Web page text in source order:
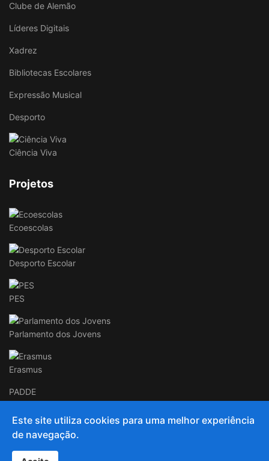
Clube de Alemão
Líderes Digitais
Xadrez
Bibliotecas Escolares
Expressão Musical
Desporto
Ciência Viva
Projetos
Ecoescolas
Desporto Escolar
PES
Parlamento dos Jovens
Erasmus
PADDE
Este site utiliza cookies para uma melhor experiência
de navegação.